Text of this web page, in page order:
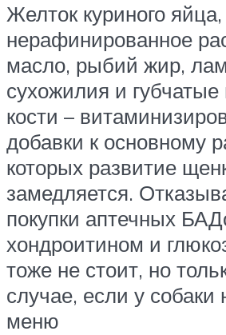
Желток куриного яйца,
нерафинированное
масло, рыбий жир,
сухожилия и губчатые
кости –
добавки к основному
которых развитие
замедляется.
покупки аптечных
хондроитином и
тоже не стоит, но
случае, если у собаки
меню